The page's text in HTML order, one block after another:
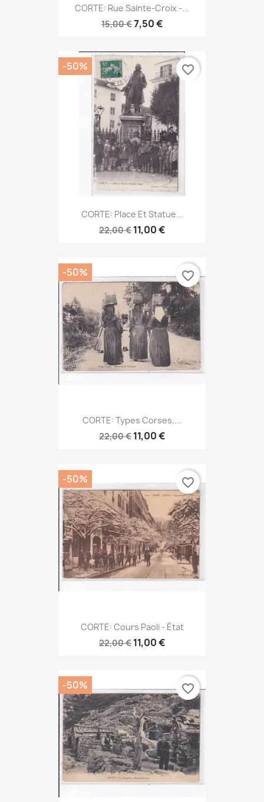
CORTE: Rue Sainte-Croix -...
15,00 €7,50 €
CORTE: Place Et Statue...
22,00 € 11,00 €
-50% favorite_border
CORTE: Types Corses,...
22,00 € 11,00 €
-50% favorite_border
CORTE: Cours Paoli - État
22,00 € 11,00 €
-50% favorite_border
-50% favorite_border